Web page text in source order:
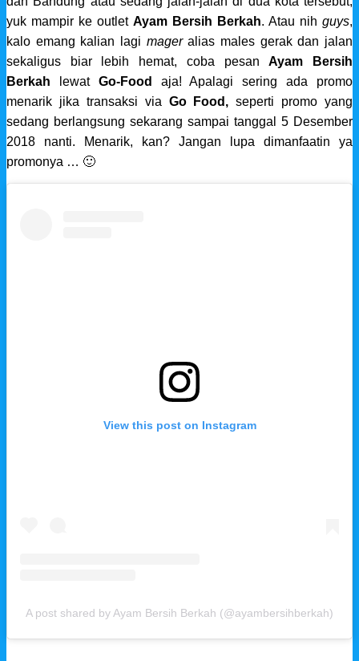
yuk mampir ke outlet Ayam Bersih Berkah. Atau nih guys,
kalo emang kalian lagi mageralias males gerak dan jalan
sekaligus biar lebih hemat, coba pesanAyam Bersih
Berkah lewat Go-Food aja! Apalagi sering ada promo
menarik jika transaksi via Go Food,seperti promo yang
sedang berlangsung sekarang sampai tanggal 5 Desember
2018 nanti. Menarik, kan? Jangan lupa dimanfaatin ya
promonya … 🙂
View this post on Instagram
A post shared by Ayam Bersih Berkah (@ayambersihberkah)